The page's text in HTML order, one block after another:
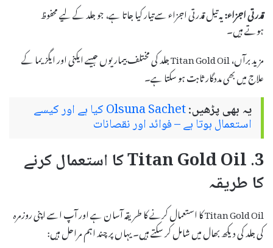
قدرتی اجزاء:یہ تیل قدرتی اجزاء سے تیار کیا جاتا ہے، جو جلد کے لیے محفوظ
ہوتے ہیں۔
مزید برآں، Titan Gold Oil جلد کی مختلف بیماریوں جیسے ایکنی اور ایگزیما کے
علاج میں بھی مددگار ثابت ہو سکتا ہے۔
یہ بھی پڑھیں: Olsuna Sachet کیا ہے اور کیسے
استعمال ہوتا ہے – فوائد اور نقصانات
3. Titan Gold Oil کا استعمال کرنے
کا طریقہ
Titan Gold Oil کا استعمال کرنے کا طریقہ آسان ہے اور آپ اسے اپنی روزمرہ
کی جلد کی دیکھ بھال میں شامل کر سکتے ہیں۔ یہاں پر چند اہم مراحل ہیں: